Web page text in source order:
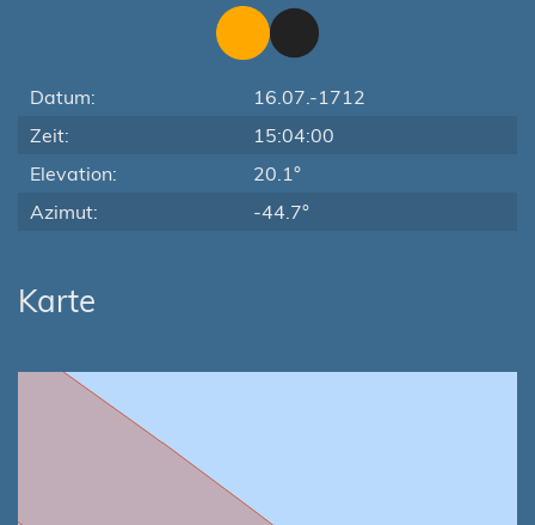
Datum:
16.07.-1712
Zeit:
15:04:00
Elevation:
20.1°
Azimut:
-44.7°
Karte